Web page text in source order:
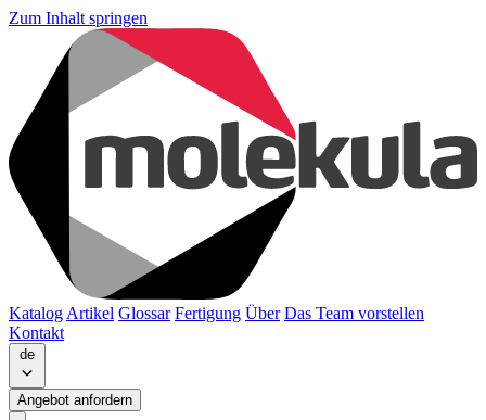
Zum Inhalt springen
Katalog Artikel Glossar Fertigung Über Das Team vorstellen
Kontakt
de
Angebot anfordern